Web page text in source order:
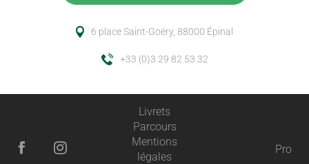
6 place Saint-Goëry, 88000 Épinal
+33 (0)3 29 82 53 32
Livrets
Parcours
Mentions
légales
Pro